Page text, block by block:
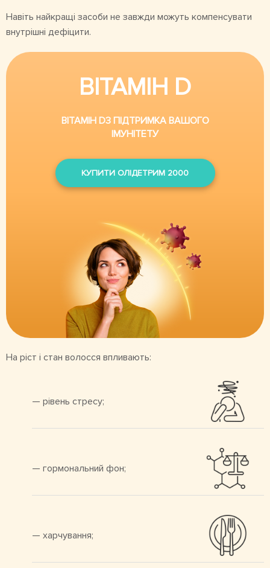
Навіть найкращі засоби не завжди можуть компенсувати
внутрішні дефіцити.
ВІТАМІН D
ВІТАМІН D3 ПІДТРИМКА ВАШОГО
ІМУНІТЕТУ
КУПИТИ ОЛІДЕТРИМ 2000
На ріст і стан волосся впливають:
— рівень стресу;
— гормональний фон;
— харчування;